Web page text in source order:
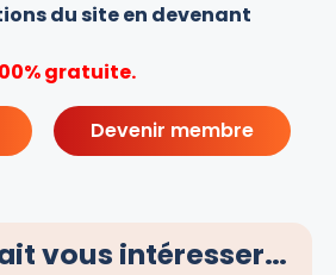
du site en devenant
gratuite.
Devenir membre
vous intéresser…